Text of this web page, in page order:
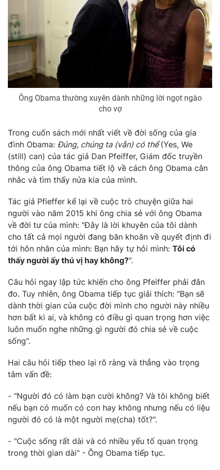
Hitech Công nghệ tương lai
Sản phẩm
Thị trường
Tư vấn
Giao lưu trực tuyến
Lịch phát sóng
Chuyên mục khác
Emagazine Podcast
Photo Infographic
Video Shorts video
VTV Money VTV Thể thao
VTV Sức khoẻ Bất động sản
Thị trường 24h Tấm lòng Việt
VTV9 VTV8
Liên hệ tòa soạn English
THỜI BÁO VTV
Theo dõi báo trên
Cơ quan chủ quản:Đài Truyền hình Việt Nam
Ông Obama thường xuyên dành những lời ngọt ngào
cho vợ
Trong cuốn sách mới nhất viết về đời sống của gia
đình Obama: Đúng, chúng ta (vẫn) có thể(Yes, We
(still) can) của tác giả Dan Pfeiffer, Giám đốc truyền
thông của ông Obama tiết lộ về cách ông Obama cân
nhắc và tìm thấy nửa kia của mình.
Tác giả Pfieffer kể lại về cuộc trò chuyện giữa hai
người vào năm 2015 khi ông chia sẻ với ông Obama
về đời tư của mình: "Đây là lời khuyên của tôi dành
cho tất cả mọi người đang băn khoăn về quyết định đi
tới hôn nhân của mình: Bạn hãy tự hỏi mình: Tôi có
thấy người ấy thú vị hay không?".
Câu hỏi ngay lập tức khiến cho ông Pfeiffer phải đắn
đo. Tuy nhiên, ông Obama tiếp tục giải thích: "Bạn sẽ
dành thời gian của cuộc đời mình cho người này nhiều
hơn bất kì ai, và không có điều gì quan trọng hơn việc
luôn muốn nghe những gì người đó chia sẻ về cuộc
sống".
Hai câu hỏi tiếp theo lại rõ ràng và thẳng vào trọng
tâm vấn đề:
- "Người đó có làm bạn cười không? Và tôi không biết
nếu bạn có muốn có con hay không nhưng nếu có liệu
người đó có là một người mẹ(cha) tốt?".
- "Cuộc sống rất dài và có nhiều yếu tố quan trọng
trong thời gian dài" - Ông Obama tiếp tục.